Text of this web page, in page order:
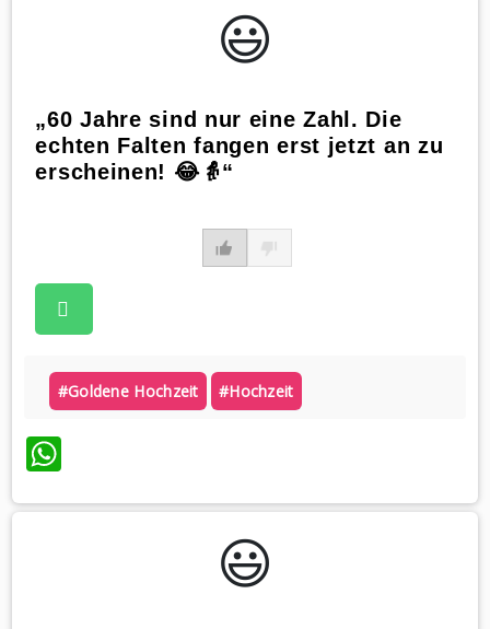
😃️
„60 Jahre sind nur eine Zahl. Die
echten Falten fangen erst jetzt an zu
erscheinen! 😂👵“
#goldene Hochzeit #hochzeit
WhatsApp
😃️